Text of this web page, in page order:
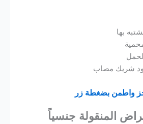
بها
شريك مصاب
واطمن بضغطة زر
المنقولة جنسياً